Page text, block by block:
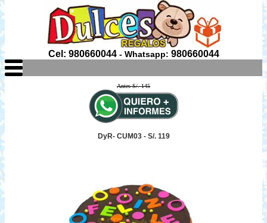
Cel: 980660044- Whatsapp: 980660044
Antes S/. 145
DyR- CUM03 - S/. 119